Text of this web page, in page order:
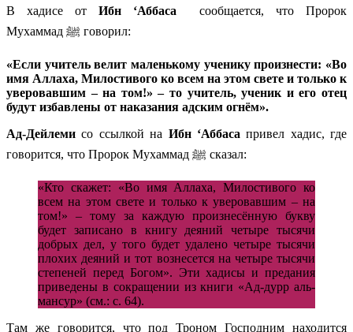
В хадисе от Ибн ‘Аббаса
сообщается, что Пророк
Мухаммад ﷺ говорил:
«Если учитель велит маленькому ученику произнести: «Во
имя Аллаха, Милостивого ко всем на этом свете и только к
уверовавшим – на том!» – то учитель, ученик и его отец
будут избавлены от наказания адским огнём».
Ад-Дейлеми со ссылкой на Ибн ‘Аббаса привел хадис, где
говорится, что Пророк Мухаммад ﷺ сказал:
«Кто скажет: «Во имя Аллаха, Милостивого ко
всем на этом свете и только к уверовавшим – на
том!» – тому за каждую произнесённую букву
будет записано в книгу деяний четыре тысячи
добрых дел, у того будет удалено четыре тысячи
плохих деяний и тот вознесется на четыре тысячи
степеней перед Богом». Эти хадисы и предания
приведены в сокращении из книги «Ад-дурр аль-
мансур» (см.: с. 64).
Там же говорится, что под Троном Господним находится